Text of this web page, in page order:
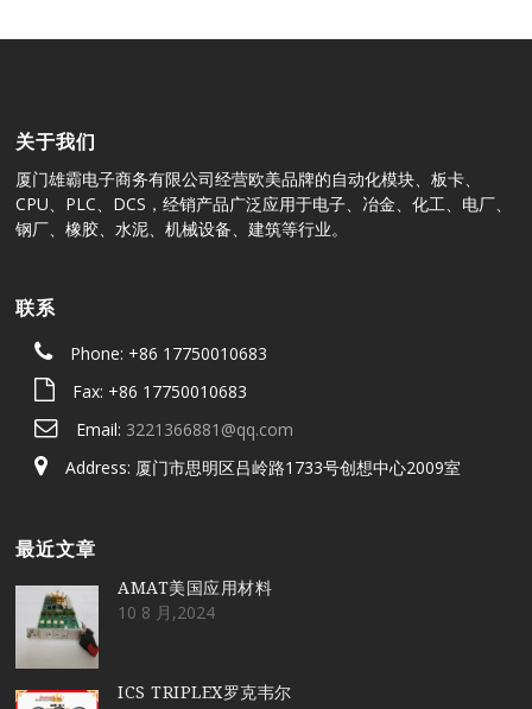
关于我们
厦门雄霸电子商务有限公司经营欧美品牌的自动化模块、板卡、
CPU、PLC、DCS，经销产品广泛应用于电子、冶金、化工、电厂、
钢厂、橡胶、水泥、机械设备、建筑等行业。
联系
Phone: +86 17750010683
Fax: +86 17750010683
Email: 3221366881@qq.com
Address: 厦门市思明区吕岭路1733号创想中心2009室
最近文章
AMAT美国应用材料
10 8 月,2024
ICS TRIPLEX罗克韦尔